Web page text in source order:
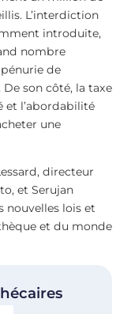
L’interdiction
introduite,
nombre
de
son côté, la taxe
et l’abordabilité
une
directeur
et Serujan
nouvelles lois et
et du monde